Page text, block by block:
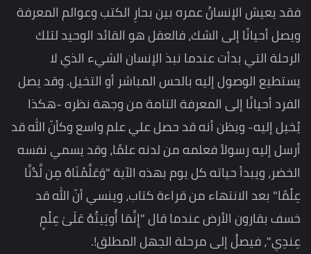
فقد يعيش الإنسانُ عمره بين بحارِ الكتب وعوالم المعرفة
ويصل أحيانًا إلى الشك، فالعقل هو القائد الوحيد لتلك
الرحلة التي بدأت عندما نبذ الإنسان الشيء الذي لا
يستطيع الوصول إليه بالحس المباشر أو التخيل. وقد يصل
الفرد أحيانًا إلى المعرفة التامة من وجهة نظره -هكذا
يُخيل إليه- ويظن أنه قد حصل علي علم واسع وكأنّ الله قد
أرسل إليه رسولاً فعلمه من لدنه علمًا، وقد يسمي نفسه
الخضر، ويبدأ حياته كل يوم بهذه الآية "وَعَلَّمْنَاهُ مِن لَّدُنَّا
عِلْمًا" بعد الانتهاء من قراءة كتاب، وينسي أنّ الله قد
خسف بقارون الأرض عندما قال "إِنَّمَا أُوتِيتُهُ عَلَىٰ عِلْمٍ
عِندِي"، فيصلُ إلى مرحلة الجهل المطلق!.